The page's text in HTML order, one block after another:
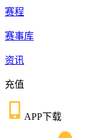
赛程
赛事库
资讯
充值
APP下载